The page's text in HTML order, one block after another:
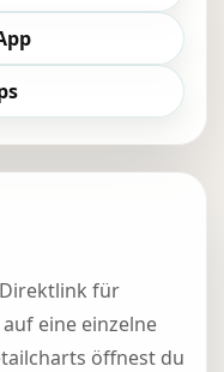
für
eine einzelne
öffnest du